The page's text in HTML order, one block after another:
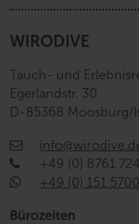
WIRODIVE
Tauch- und
Egerlandstr. 30
D-85368 Moosburg/
+49 (0) 8761
+49 (0) 151
Bürozeiten